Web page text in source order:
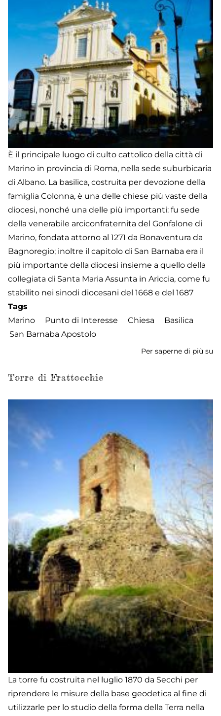
È il principale luogo di culto cattolico della città di
Marino in provincia di Roma, nella sede suburbicaria
di Albano. La basilica, costruita per devozione della
famiglia Colonna, è una delle chiese più vaste della
diocesi, nonché una delle più importanti: fu sede
della venerabile arciconfraternita del Gonfalone di
Marino, fondata attorno al 1271 da Bonaventura da
Bagnoregio; inoltre il capitolo di San Barnaba era il
più importante della diocesi insieme a quello della
collegiata di Santa Maria Assunta in Ariccia, come fu
stabilito nei sinodi diocesani del 1668 e del 1687
Tags
Marino
Punto di Interesse Chiesa
Basilica
San Barnaba Apostolo
Per saperne di più su
Torre di Frattocchie
La torre fu costruita nel luglio 1870 da Secchi per
riprendere le misure della base geodetica al fine di
utilizzarle per lo studio della forma della Terra nella